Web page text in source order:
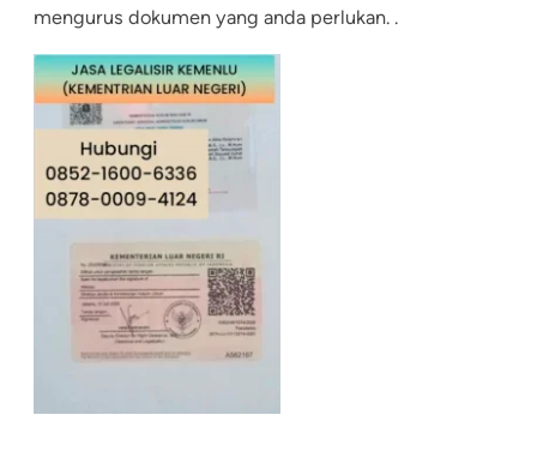
mengurus dokumen yang anda perlukan. .